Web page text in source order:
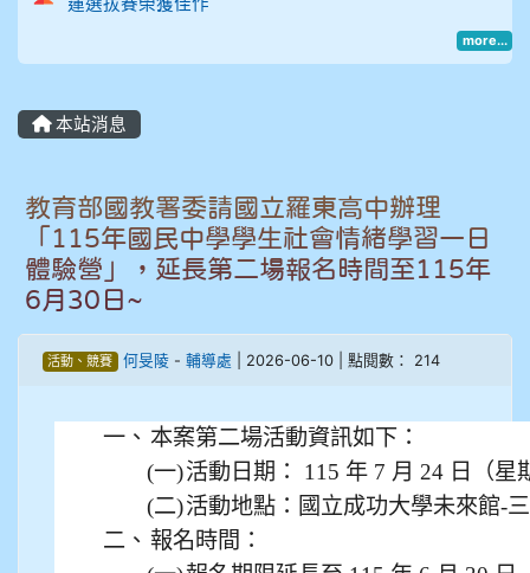
905周沛蓉
905鄭瑀安
907張晏寧
908彭主豪
909林柏翰
more...
本站消息
教育部國教署委請國立羅東高中辦理
「115年國民中學學生社會情緒學習一日
體驗營」，延長第二場報名時間至115年
6月30日~
活動、競賽 何旻陵- 輔導處 | 2026-06-10 | 點閱數： 214
一、 本案第二場活動資訊如下：
(一)活動日期： 115 年 7 月 24 日（星
(二)活動地點：國立成功大學未來館-
二、 報名時間：